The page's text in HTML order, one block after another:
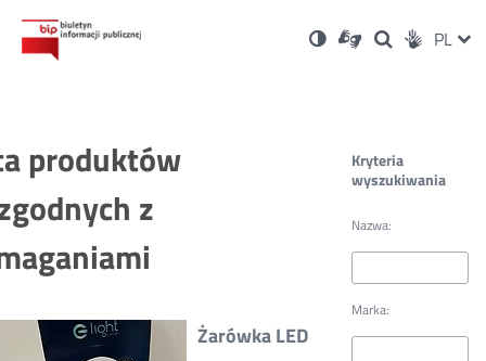
Ustawienia
Wersja
kontrastowa
Dla
niesłyszących
OtwórzOtwórz
w
Otwórz
w
Social PL
Kryteria
wyszukiwania
Nazwa:
Marka:
produktów
z
Żarówka LED